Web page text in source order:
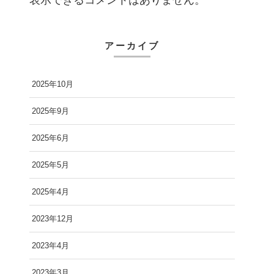
アーカイブ
2025年10月
2025年9月
2025年6月
2025年5月
2025年4月
2023年12月
2023年4月